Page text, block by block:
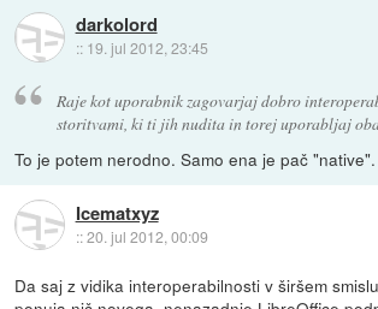
darkolord
:: 19. jul 2012, 23:45
Raje kot uporabnik zagovarjaj dobro
storitvami, ki ti jih nudita in torej uporabljaj
To je potem nerodno. Samo ena je pač "native".
Icematxyz
::20. jul 2012, 00:09
Da saj z vidika interoperabilnosti v širšem